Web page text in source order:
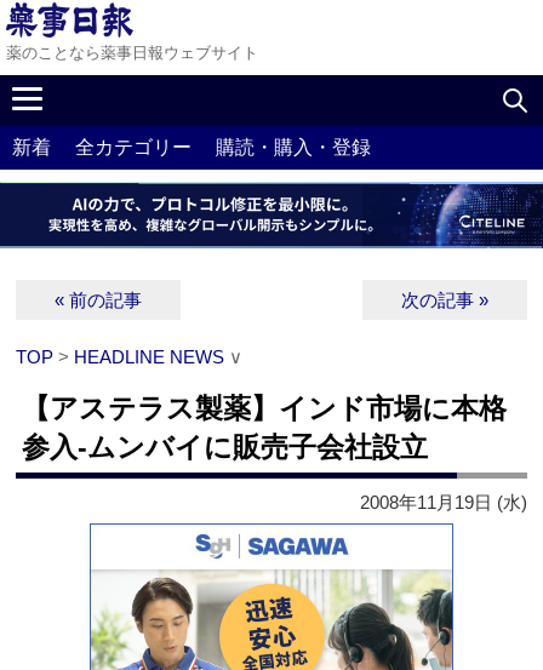
薬のことなら薬事日報ウェブサイト
新着 全カテゴリー 購読・購入・登録
« 前の記事 次の記事 »
TOP > HEADLINE NEWS ∨
【アステラス製薬】インド市場に本格
参入‐ムンバイに販売子会社設立
2008年11月19日 (水)